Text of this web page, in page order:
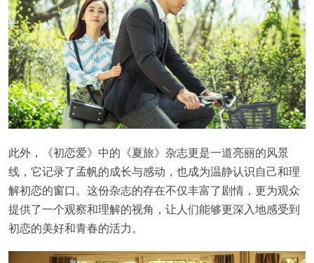
此外，《初恋爱》中的《夏旅》杂志更是一道亮丽的风景
线，它记录了孟帆的成长与感动，也成为温静认识自己和理
解初恋的窗口。这份杂志的存在不仅丰富了剧情，更为观众
提供了一个观察和理解的视角，让人们能够更深入地感受到
初恋的美好和青春的活力。